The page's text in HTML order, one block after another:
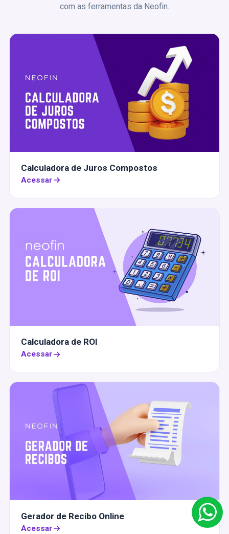
com as ferramentas da Neofin.
Calculadora de Juros Compostos
Acessar
Calculadora de ROI
Acessar
Gerador de Recibo Online
Acessar